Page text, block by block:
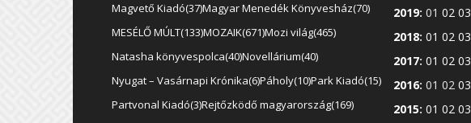
Magvető Kiadó 37Magyar Menedék Könyvesház 70
MESÉLŐ MÚLT 133 MOZAIK 671 Mozi világ 465
Natasha könyvespolca 40Novellárium 40
Nyugat – Vasárnapi Krónika 6Páholy 10Park Kiadó 15
Partvonal Kiadó 3 Rejtőzködő magyarország 169
2019: 01 02 03
2018: 01 02 03
2017: 01 02 03
2016: 01 02 03
2015: 01 02 03